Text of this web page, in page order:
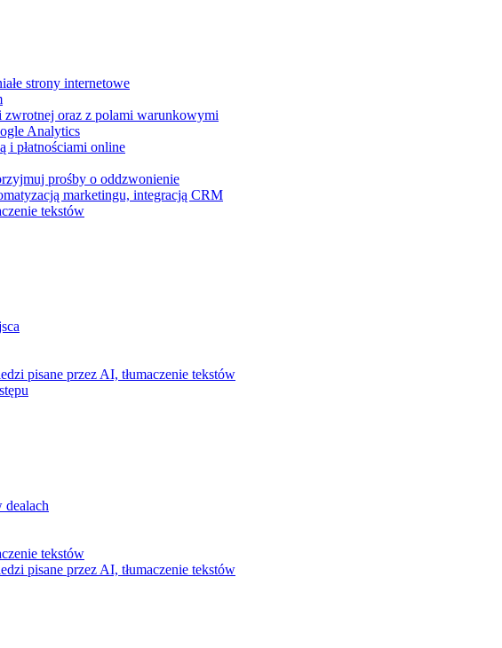
strony internetowe
oraz z polami warunkowymi
Analytics
i płatnościami online
prośby o oddzwonienie
marketingu, integracją CRM
tekstów
pisane przez AI, tłumaczenie tekstów
dealach
tekstów
pisane przez AI, tłumaczenie tekstów